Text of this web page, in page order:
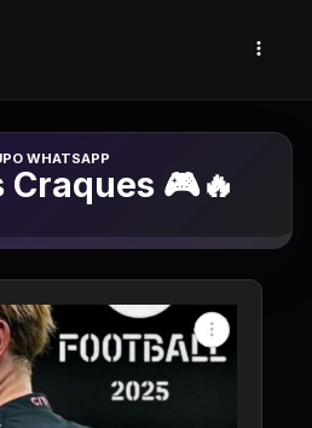
Whatsapp
Craques 🎮🔥